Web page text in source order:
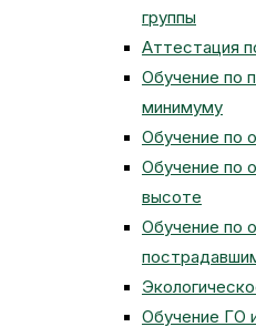
группы
Аттестация
Обучение по
минимуму
Обучение по
Обучение по
высоте
Обучение по
Обучение ГО